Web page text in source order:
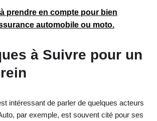
prendre en compte pour bien
automobile ou moto.
à Suivre pour un
intéressant de parler de quelques acteurs
par exemple, est souvent cité pour ses